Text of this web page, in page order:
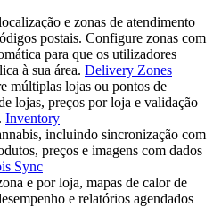
e zonas de atendimento
postais. Configure zonas com
para que os utilizadores
à sua área. Delivery Zones
múltiplas lojas ou pontos de
lojas, preços por loja e validação
Inventory
incluindo sincronização com
preços e imagens com dados
Sync
e por loja, mapas de calor de
e relatórios agendados